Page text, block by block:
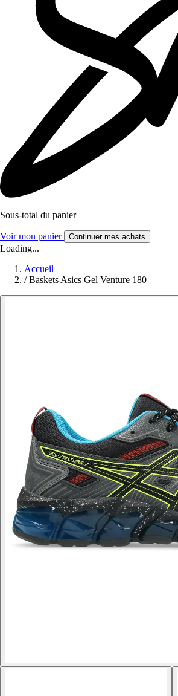
Sous-total du panier
Voir mon panier Continuer mes achats
Loading...
Accueil
/ Baskets Asics Gel Venture 180